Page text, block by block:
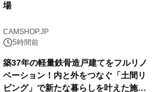
場
CAMSHOP.JP
5時間前
築37年の軽量鉄骨造戸建てをフルリノ
ベーション！内と外をつなぐ「土間リ
ビング」で新たな暮らしを叶えた施工